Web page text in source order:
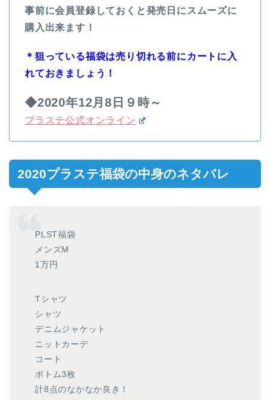
事前に会員登録しておくと発売日にスムーズに
購入出来ます！
＊狙っている福袋は売り切れる前にカートに入
れておきましょう！
◆2020年12月8日９時～
プラステ公式オンライン
2020プラステ福袋の中身のネタバレ
PLST福袋
メンズM
1万円
Tシャツ
シャツ
デニムジャケット
ニットカーデ
コート
ボトム3枚
計8点のなかなか良き！